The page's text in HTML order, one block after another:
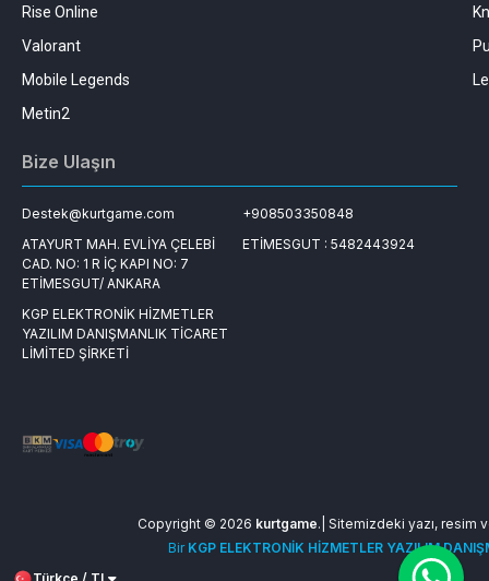
Rise Online
Valorant
Mobile Legends
Metin2
Bize Ulaşın
Destek@kurtgame.com
+908503350848
ATAYURT MAH. EVLİYA ÇELEBİ
CAD. NO: 1 R İÇ KAPI NO: 7
ETİMESGUT/ ANKARA
ETİMESGUT : 5482443924
KGP ELEKTRONİK HİZMETLER
YAZILIM DANIŞMANLIK TİCARET
LİMİTED ŞİRKETİ
Copyright © 2026 kurtgame.| Sitemizdeki yazı, resim
Bir KGP ELEKTRONİK HİZMETLER YAZILIM